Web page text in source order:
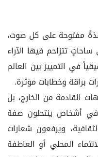
مفتوحة على كل صوت،
تتزاحم فيها الآراء
في التمييز بين العالم
براقة وخطابات مؤثرة.
القادمة من الخارج، بل
في أشخاص ينتحلون صفة
ويرفعون شعارات
المحلي أو العاطفة